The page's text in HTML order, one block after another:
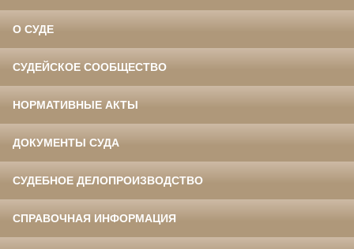
О СУДЕ
СУДЕЙСКОЕ СООБЩЕСТВО
НОРМАТИВНЫЕ АКТЫ
ДОКУМЕНТЫ СУДА
СУДЕБНОЕ ДЕЛОПРОИЗВОДСТВО
СПРАВОЧНАЯ ИНФОРМАЦИЯ